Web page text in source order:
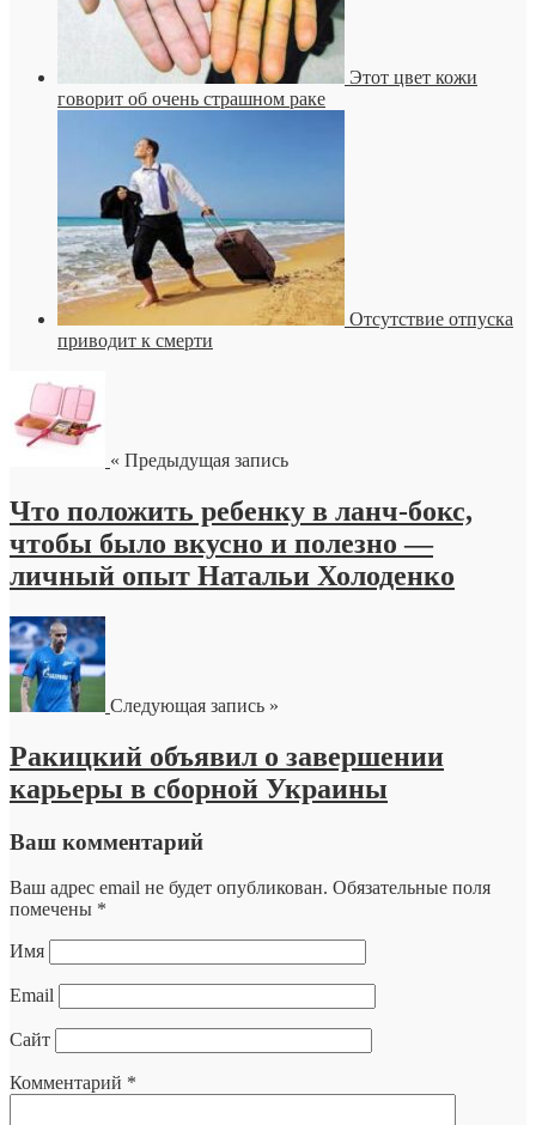
Этот цвет кожи
говорит об очень страшном раке
Отсутствие отпуска
приводит к смерти
« Предыдущая запись
Что положить ребенку в ланч-бокс,
чтобы было вкусно и полезно —
личный опыт Натальи Холоденко
Следующая запись »
Ракицкий объявил о завершении
карьеры в сборной Украины
Ваш комментарий
Ваш адрес email не будет опубликован. Обязательные поля
помечены *
Имя
Email
Сайт
Комментарий *